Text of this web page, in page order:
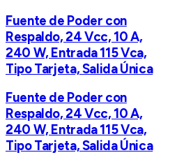
Fuente de Poder con
Respaldo, 24 Vcc, 10 A,
240 W, Entrada 115 Vca,
Tipo Tarjeta, Salida Única
Fuente de Poder con
Respaldo, 24 Vcc, 10 A,
240 W, Entrada 115 Vca,
Tipo Tarjeta, Salida Única